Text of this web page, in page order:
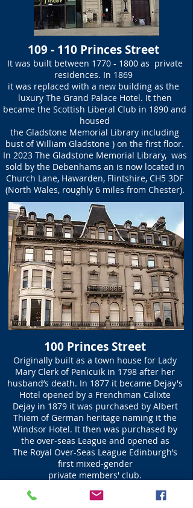
109 - 110 Princes Street
It was built between 1770 - 1800as private
residences. In 1869
it was replaced with a new building as the
luxury The Grand Palace Hotel. It then
became the Scottish Liberal Club in 1890 and
housed
the Gladstone Memorial Library including
bust of William Gladstone ) on the first floor.
In 2023 The Gladstone Memorial Library, was
sold by the Debenhams an is now located in
Church Lane, Hawarden, Flintshire, CH5 3DF
(North Wales, roughly 6 miles from Chester).
100 Princes Street
Originally built as a town house for Lady
Mary Clerk of Penicuik in 1798 after her
husband’s death. In 1877 it became Dejay's
Hotel opened by a Frenchman Calixte
Dejay in 1879 it was purchased by Albert
Thiem of German heritage naming it the
Windsor Hotel. It then was purchased by
the over-seas League and opened as
The Royal Over-Seas League Edinburgh’s
first mixed-gender
private members' club.